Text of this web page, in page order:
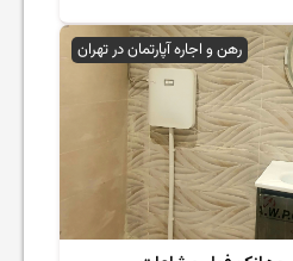
رهن و اجاره آپارتمان در تهران